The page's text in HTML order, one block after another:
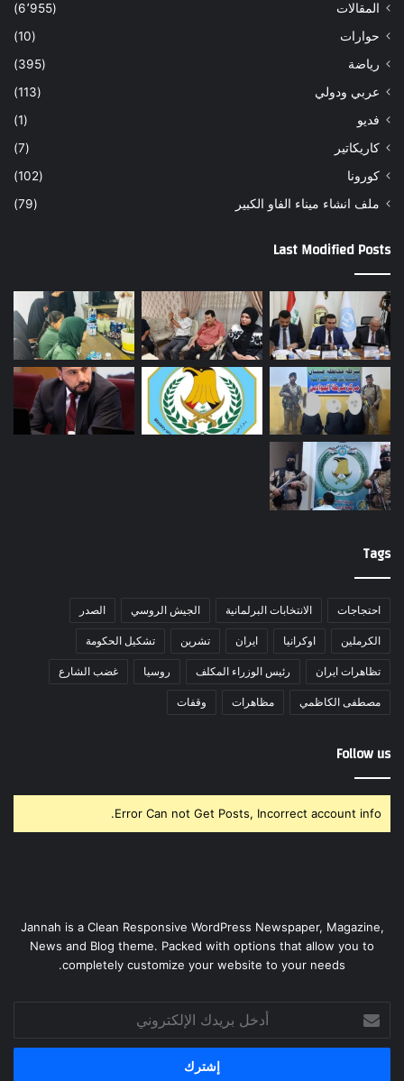
المقالات
(6٬955)
حوارات
(10)
رياضة
(395)
عربي ودولي
(113)
فديو
(1)
كاريكاتير
(7)
كورونا
(102)
ملف انشاء ميناء الفاو الكبير
(79)
Last Modified Posts
Tags
احتجاجات الانتخابات البرلمانية الجيش الروسي الصدر
الكرملين اوكرانيا ايران تشرين تشكيل الحكومة
تظاهرات ايران رئيس الوزراء المكلف روسيا غضب الشارع
مصطفى الكاظمي مظاهرات وقفات
Follow us
Error Can not Get Posts, Incorrect account info.
Jannah is a Clean Responsive WordPress Newspaper, Magazine,
News and Blog theme. Packed with options that allow you to
completely customize your website to your needs.
بريدك
الإلكتروني